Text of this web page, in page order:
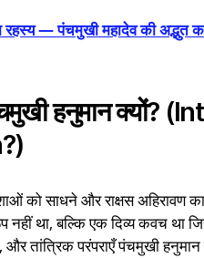
रहस्य — पंचमुखी महादेव की अद्भुत
हनुमान क्यों?
को साधने और राक्षस
था, बल्कि एक दिव्य कवच था
तांत्रिक परंपराएँ पंचमुखी हनुमान